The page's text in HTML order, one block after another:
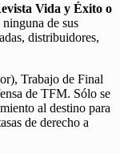
Vida y Éxito o
de sus
distribuidores,
Trabajo de Final
de TFM. Sólo se
al destino para
de derecho a